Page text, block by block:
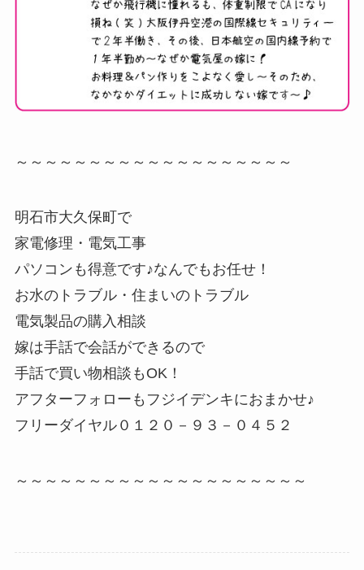
～～～～～～～～～～～～～～～～～～～
明石市大久保町で
家電修理・電気工事
パソコンも得意です♪なんでもお任せ！
お水のトラブル・住まいのトラブル
電気製品の購入相談
嫁は手話で会話ができるので
手話で買い物相談もOK！
アフターフォローもフジイデンキにおまかせ♪
フリーダイヤル０１２０－９３－０４５２
～～～～～～～～～～～～～～～～～～～～